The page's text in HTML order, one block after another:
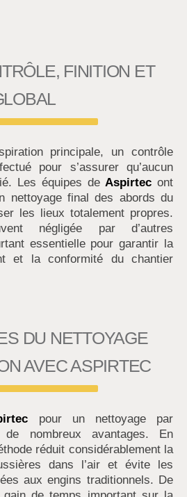
FINITION ET
principale, un contrôle
pour s’assurer qu’aucun
Les équipes deAspirtec ont
nettoyage final des abords du
les lieux totalement propres.
négligée par d’autres
essentielle pour garantir la
et la conformité du chantier
DU NETTOYAGE
AVEC ASPIRTEC
pour un nettoyage par
de nombreux avantages. En
réduit considérablement la
dans l’air et évite les
aux engins traditionnels. De